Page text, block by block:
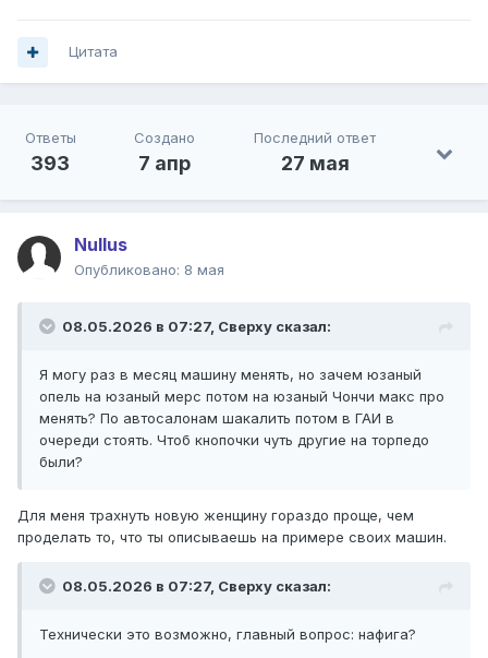
Цитата
Ответы
393
Создано
7 апр
Последний ответ
27 мая
Nullus
Опубликовано: 8 мая
08.05.2026 в 07:27, Сверху сказал:
Я могу раз в месяц машину менять, но зачем юзаный
опель на юзаный мерс потом на юзаный Чончи макс про
менять? По автосалонам шакалить потом в ГАИ в
очереди стоять. Чтоб кнопочки чуть другие на торпедо
были?
Для меня трахнуть новую женщину гораздо проще, чем
проделать то, что ты описываешь на примере своих машин.
08.05.2026 в 07:27, Сверху сказал:
Технически это возможно, главный вопрос: нафига?